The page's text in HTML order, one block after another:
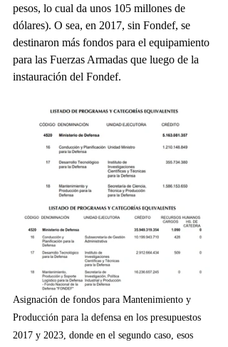
pesos, lo cual da unos 105 millones de
dólares). O sea, en 2017, sin Fondef, se
destinaron más fondos para el equipamiento
para las Fuerzas Armadas que luego de la
instauración del Fondef.
Asignación de fondos para Mantenimiento y
Producción para la defensa en los presupuestos
2017 y 2023, donde en el segundo caso, esos